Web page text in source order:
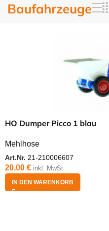
Baufahrzeuge
HO Dumper Picco 1 blau
Mehlhose
Art.Nr. 21-210006607
20,00 € inkl. MwSt.
IN DEN WARENKORB